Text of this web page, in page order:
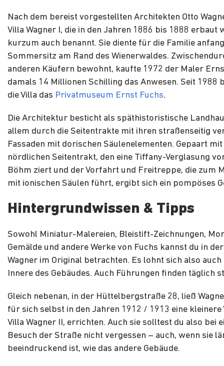
Nach dem bereist vorgestellten Architekten Otto
Villa Wagner I, die in den Jahren 1886 bis 1888 erbaut
kurzum auch benannt. Sie diente für die Familie
Sommersitz am Rand des Wienerwaldes.
anderen Käufern bewohnt, kaufte 1972 der Maler
damals 14 Millionen Schilling das Anwesen. Seit 1988
die Villa das Privatmuseum Ernst Fuchs.
Die Architektur besticht als späthistoristische
allem durch die Seitentrakte mit ihren straßenseitig
Fassaden mit dorischen Säulenelementen. Gepaart
nördlichen Seitentrakt, den eine Tiffany-Verglasung
Böhm ziert und der Vorfahrt und Freitreppe, die zum
mit ionischen Säulen führt, ergibt sich ein pompöses
Hintergrundwissen & Tipps
Sowohl Miniatur-Malereien, Bleistift-Zeichnungen,
Gemälde und andere Werke von Fuchs kannst du in
Wagner im Original betrachten. Es lohnt sich also
Innere des Gebäudes. Auch Führungen finden täglich
Gleich nebenan, in der Hüttelbergstraße 28, ließ
für sich selbst in den Jahren 1912 / 1913 eine kleinere
Villa Wagner II, errichten. Auch sie solltest du also bei
Besuch der Straße nicht vergessen – auch, wenn sie
beeindruckend ist, wie das andere Gebäude.